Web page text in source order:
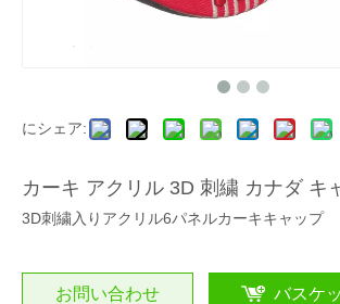
にシェア:
カーキ アクリル 3D 刺繍 カナダ キ
3D刺繍入りアクリル6パネルカーキキャップ
お問い合わせ バスケ